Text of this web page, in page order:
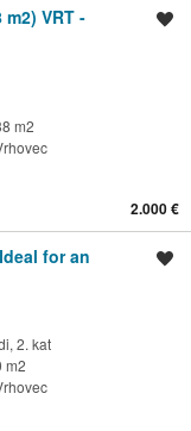
VRT -
m2
2.000 €
for an
2. kat
m2